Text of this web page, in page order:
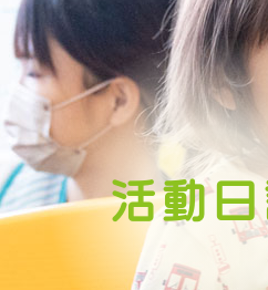
活動